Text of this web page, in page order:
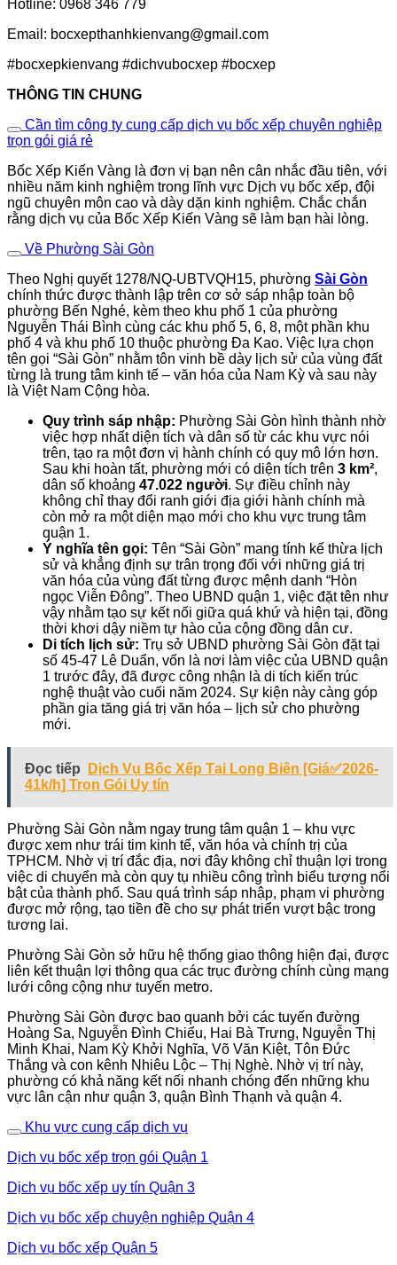
Hotline: 0968 346 779
Email: bocxepthanhkienvang@gmail.com
#bocxepkienvang #dichvubocxep #bocxep
THÔNG TIN CHUNG
Cần tìm công ty cung cấp dịch vụ bốc xếp chuyên nghiệp
trọn gói giá rẻ
Bốc Xếp Kiến Vàng là đơn vị bạn nên cân nhắc đầu tiên, với
nhiều năm kinh nghiệm trong lĩnh vực Dịch vụ bốc xếp, đội
ngũ chuyên môn cao và dày dặn kinh nghiệm. Chắc chắn
rằng dịch vụ của Bốc Xếp Kiến Vàng sẽ làm bạn hài lòng.
Về Phường Sài Gòn
Theo Nghị quyết 1278/NQ-UBTVQH15, phường Sài Gòn
chính thức được thành lập trên cơ sở sáp nhập toàn bộ
phường Bến Nghé, kèm theo khu phố 1 của phường
Nguyễn Thái Bình cùng các khu phố 5, 6, 8, một phần khu
phố 4 và khu phố 10 thuộc phường Đa Kao. Việc lựa chọn
tên gọi “Sài Gòn” nhằm tôn vinh bề dày lịch sử của vùng đất
từng là trung tâm kinh tế – văn hóa của Nam Kỳ và sau này
là Việt Nam Cộng hòa.
Quy trình sáp nhập: Phường Sài Gòn hình thành nhờ
việc hợp nhất diện tích và dân số từ các khu vực nói
trên, tạo ra một đơn vị hành chính có quy mô lớn hơn.
Sau khi hoàn tất, phường mới có diện tích trên 3 km²,
dân số khoảng 47.022 người. Sự điều chỉnh này
không chỉ thay đổi ranh giới địa giới hành chính mà
còn mở ra một diện mạo mới cho khu vực trung tâm
quận 1.
Ý nghĩa tên gọi: Tên “Sài Gòn” mang tính kế thừa lịch
sử và khẳng định sự trân trọng đối với những giá trị
văn hóa của vùng đất từng được mệnh danh “Hòn
ngọc Viễn Đông”. Theo UBND quận 1, việc đặt tên như
vậy nhằm tạo sự kết nối giữa quá khứ và hiện tại, đồng
thời khơi dậy niềm tự hào của cộng đồng dân cư.
Di tích lịch sử: Trụ sở UBND phường Sài Gòn đặt tại
số 45-47 Lê Duẩn, vốn là nơi làm việc của UBND quận
1 trước đây, đã được công nhận là di tích kiến trúc
nghệ thuật vào cuối năm 2024. Sự kiện này càng góp
phần gia tăng giá trị văn hóa – lịch sử cho phường
mới.
Đọc tiếp
Dịch Vụ Bốc Xếp Tại Long Biên [Giá✅2026-
41k/h] Trọn Gói Uy tín
Phường Sài Gòn nằm ngay trung tâm quận 1 – khu vực
được xem như trái tim kinh tế, văn hóa và chính trị của
TPHCM. Nhờ vị trí đắc địa, nơi đây không chỉ thuận lợi trong
việc di chuyển mà còn quy tụ nhiều công trình biểu tượng nổi
bật của thành phố. Sau quá trình sáp nhập, phạm vi phường
được mở rộng, tạo tiền đề cho sự phát triển vượt bậc trong
tương lai.
Phường Sài Gòn sở hữu hệ thống giao thông hiện đại, được
liên kết thuận lợi thông qua các trục đường chính cùng mạng
lưới công cộng như tuyến metro.
Phường Sài Gòn được bao quanh bởi các tuyến đường
Hoàng Sa, Nguyễn Đình Chiểu, Hai Bà Trưng, Nguyễn Thị
Minh Khai, Nam Kỳ Khởi Nghĩa, Võ Văn Kiệt, Tôn Đức
Thắng và con kênh Nhiêu Lộc – Thị Nghè. Nhờ vị trí này,
phường có khả năng kết nối nhanh chóng đến những khu
vực lân cận như quận 3, quận Bình Thạnh và quận 4.
Khu vực cung cấp dịch vụ
Dịch vụ bốc xếp trọn gói Quận 1
Dịch vụ bốc xếp uy tín Quận 3
Dịch vụ bốc xếp chuyện nghiệp Quận 4
Dịch vụ bốc xếp Quận 5